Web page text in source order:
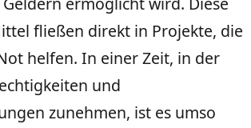
fließen direkt in Projekte, die
helfen. In einer Zeit, in der
und
zunehmen, ist es umso